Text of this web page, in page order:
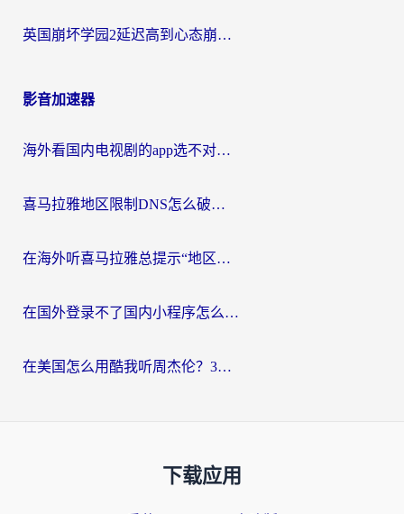
英国崩坏学园2延迟高到心态崩？海外党国服游戏加速终极指南
影音加速器
海外看国内电视剧的app选不对？这份回国加速器避坑指南帮你流畅追剧
喜马拉雅地区限制DNS怎么破？海外党听国内音乐听书的终极解决方案
在海外听喜马拉雅总提示“地区限制”？3步轻松解除+听国内音乐全攻略
在国外登录不了国内小程序怎么办？选对回国加速器，轻松解锁国内资源
在美国怎么用酷我听周杰伦？3步搞定海外听歌难题
下载应用